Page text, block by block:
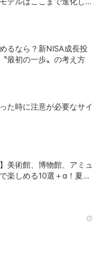
るなら？新NISA成長投
最初の一歩〟の考え方
た時に注意が必要なサイ
美術館、博物館、アミュ
楽しめる10選＋α！夏休